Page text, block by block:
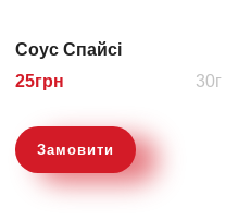
Соус Спайсі
25грн 30г
Замовити